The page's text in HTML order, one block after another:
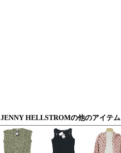
JENNY HELLSTROMの他のアイテム